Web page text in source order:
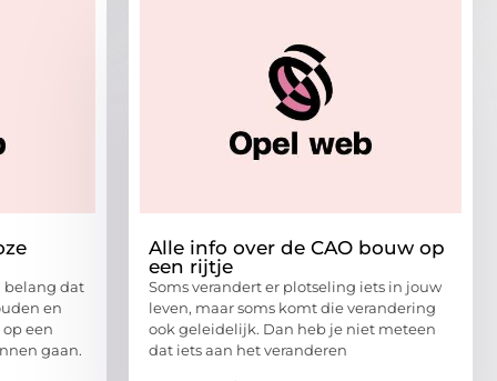
belang dat
en
een
gaan.
Alle info over de CAO bouw op
een rijtje
Soms verandert er plotseling iets in jouw
leven, maar soms komt die verandering
ook geleidelijk. Dan heb je niet meteen
dat iets aan het veranderen